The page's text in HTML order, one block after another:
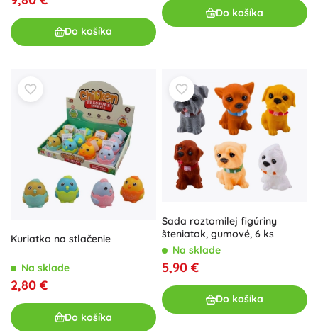
Do košíka
Do košíka
Kuriatko na stlačenie
Na sklade
2,80 €
Do košíka
Sada roztomilej figúriny
šteniatok, gumové, 6 ks
Na sklade
5,90 €
Do košíka